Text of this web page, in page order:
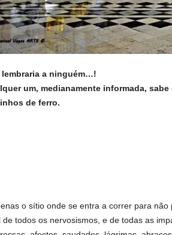
lembraria a ninguém…!
um, medianamente informada,
de ferro.
o sítio onde se entra a correr para
de todos os nervosismos, e de todas as